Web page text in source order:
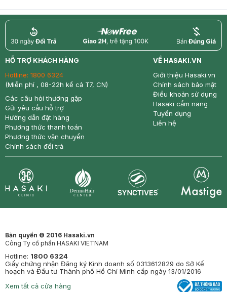
return nowfree price
HỖ TRỢ KHÁCH HÀNG
Hotline: 1800 6324
(Miễn phí , 08-22h kể cả T7, CN)
Các câu hỏi thường gặp
Gửi yêu cầu hỗ trợ
Hướng dẫn đặt hàng
Phương thức thanh toán
Phương thức vận chuyển
Chính sách đổi trả
VỀ HASAKI.VN
Giới thiệu Hasaki.vn
Chính sách bảo mật
Điều khoản sử dụng
Hasaki cẩm nang
Tuyển dụng
Liên hệ
Bản quyền © 2016 Hasaki.vn
Công Ty cổ phần HASAKI VIETNAM
Hotline: 1800 6324
Giấy chứng nhận Đăng ký Kinh doanh số 0313612829 do Sở Kế
hoạch và Đầu tư Thành phố Hồ Chí Minh cấp ngày 13/01/2016
Xem tất cả cửa hàng